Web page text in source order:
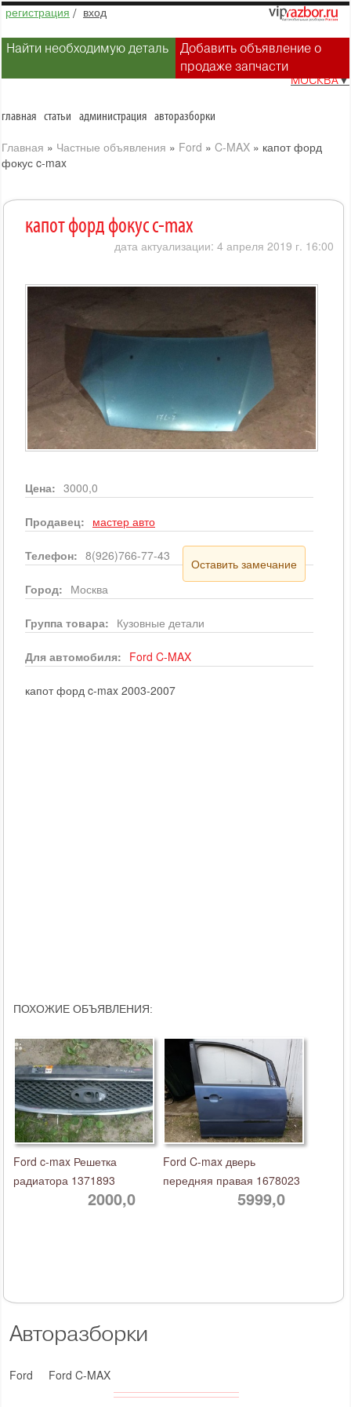
регистрация / вход
Найти необходимую деталь
Добавить объявление о
продаже запчасти
МОСКВА▼
главная статьи администрация авторазборки
Главная » Частные объявления » Ford » C-MAX » капот форд
фокус c-max
Авторазборки
Ford Ford C-MAX
капот форд фокус c-max
дата актуализации: 4 апреля 2019 г. 16:00
Цена: 3000,0
Продавец: мастер авто
Телефон: 8(926)766-77-43
Оставить замечание
Город: Москва
Группа товара: Кузовные детали
Для автомобиля: Ford C-MAX
капот форд c-max 2003-2007
ПОХОЖИЕ ОБЪЯВЛЕНИЯ:
Ford c-max Решетка
радиатора 1371893
2000,0
Ford C-max дверь
передняя правая 1678023
5999,0